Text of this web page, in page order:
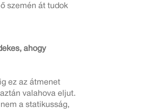
szemén át tudok
ahogy
ez az átmenet
valahova eljut.
a statikusság,